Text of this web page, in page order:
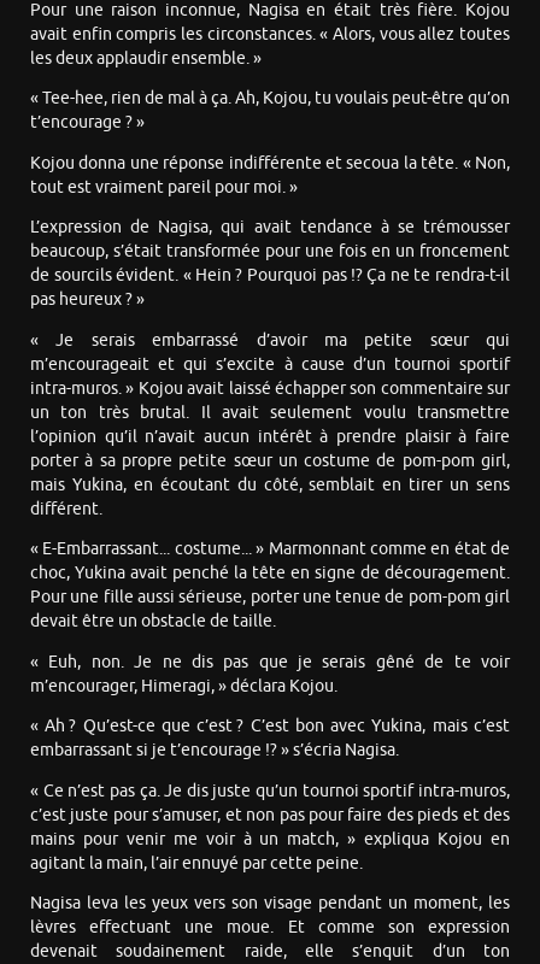
Pour une raison inconnue, Nagisa en était très fière. Kojou
avait enfin compris les circonstances. « Alors, vous allez toutes
les deux applaudir ensemble. »
« Tee-hee, rien de mal à ça. Ah, Kojou, tu voulais peut-être qu’on
t’encourage ? »
Kojou donna une réponse indifférente et secoua la tête. « Non,
tout est vraiment pareil pour moi. »
L’expression de Nagisa, qui avait tendance à se trémousser
beaucoup, s’était transformée pour une fois en un froncement
de sourcils évident. « Hein ? Pourquoi pas !? Ça ne te rendra-t-il
pas heureux ? »
« Je serais embarrassé d’avoir ma petite sœur qui
m’encourageait et qui s’excite à cause d’un tournoi sportif
intra-muros. » Kojou avait laissé échapper son commentaire sur
un ton très brutal. Il avait seulement voulu transmettre
l’opinion qu’il n’avait aucun intérêt à prendre plaisir à faire
porter à sa propre petite sœur un costume de pom-pom girl,
mais Yukina, en écoutant du côté, semblait en tirer un sens
différent.
« E-Embarrassant... costume... » Marmonnant comme en état de
choc, Yukina avait penché la tête en signe de découragement.
Pour une fille aussi sérieuse, porter une tenue de pom-pom girl
devait être un obstacle de taille.
« Euh, non. Je ne dis pas que je serais gêné de te voir
m’encourager, Himeragi, » déclara Kojou.
« Ah ? Qu’est-ce que c’est ? C’est bon avec Yukina, mais c’est
embarrassant si je t’encourage !? » s’écria Nagisa.
« Ce n’est pas ça. Je dis juste qu’un tournoi sportif intra-muros,
c’est juste pour s’amuser, et non pas pour faire des pieds et des
mains pour venir me voir à un match, » expliqua Kojou en
agitant la main, l’air ennuyé par cette peine.
Nagisa leva les yeux vers son visage pendant un moment, les
lèvres effectuant une moue. Et comme son expression
devenait soudainement raide, elle s’enquit d’un ton